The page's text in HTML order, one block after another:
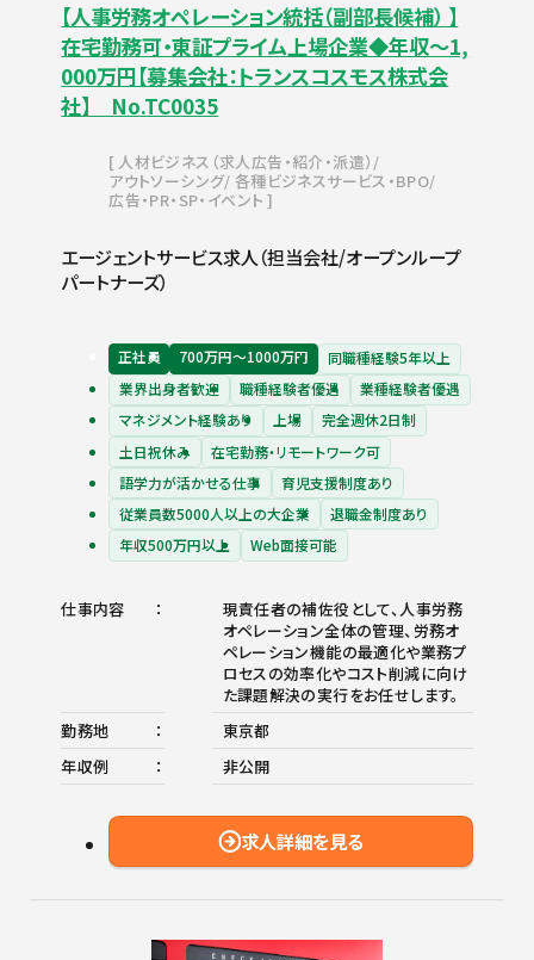
【人事労務オペレーション統括（副部長候補） 】
在宅勤務可・東証プライム上場企業◆年収～1,
000万円【募集会社：トランスコスモス株式会
社】 No.TC0035
人材ビジネス（求人広告・紹介・派遣）
アウトソーシング 各種ビジネスサービス・BPO
広告・PR・SP・イベント
エージェントサービス求人（担当会社/オープンループ
パートナーズ）
正社員 700万円〜1000万円
同職種経験5年以上
業界出身者歓迎
職種経験者優遇
業種経験者優遇
マネジメント経験あり
上場
完全週休2日制
土日祝休み
在宅勤務・リモートワーク可
語学力が活かせる仕事
育児支援制度あり
従業員数5000人以上の大企業
退職金制度あり
年収500万円以上
Web面接可能
仕事内容
現責任者の補佐役として、人事労務
オペレーション全体の管理、労務オ
ペレーション機能の最適化や業務プ
ロセスの効率化やコスト削減に向け
た課題解決の実行をお任せします。
勤務地
東京都
年収例
非公開
求人詳細を見る